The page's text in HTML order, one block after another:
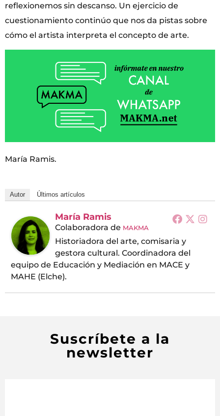
reflexionemos sin descanso. Un ejercicio de
cuestionamiento continúo que nos da pistas sobre
cómo el artista interpreta el concepto de arte.
María Ramis.
Autor Últimos artículos
María Ramis
Colaboradora de MAKMA
Historiadora del arte, comisaria y
gestora cultural. Coordinadora del
equipo de Educación y Mediación en MACE y
MAHE (Elche).
Suscríbete a la
newsletter